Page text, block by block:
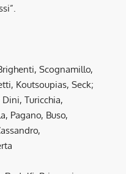
Scognamillo,
Koutsoupias, Seck;
Dini, Turicchia,
Pagano, Buso,